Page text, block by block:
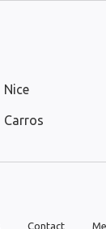
Nice
Carros
Contact